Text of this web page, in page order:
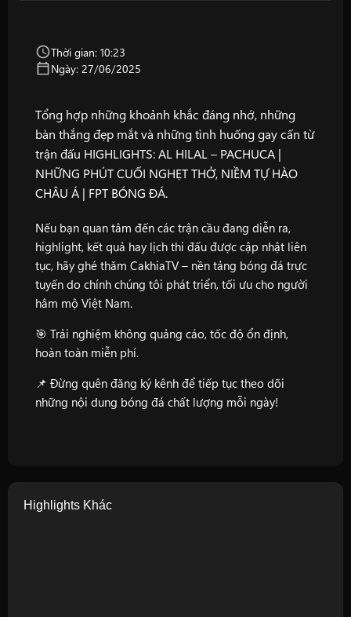
Thời gian: 10:23
Ngày: 27/06/2025
Tổng hợp những khoảnh khắc đáng nhớ, những
bàn thắng đẹp mắt và những tình huống gay cấn từ
trận đấu HIGHLIGHTS: AL HILAL – PACHUCA |
NHỮNG PHÚT CUỐI NGHẸT THỞ, NIỀM TỰ HÀO
CHÂU Á | FPT BÓNG ĐÁ.
Nếu bạn quan tâm đến các trận cầu đang diễn ra,
highlight, kết quả hay lịch thi đấu được cập nhật liên
tục, hãy ghé thăm CakhiaTV – nền tảng bóng đá trực
tuyến do chính chúng tôi phát triển, tối ưu cho người
hâm mộ Việt Nam.
🎯 Trải nghiệm không quảng cáo, tốc độ ổn định,
hoàn toàn miễn phí.
📌 Đừng quên đăng ký kênh để tiếp tục theo dõi
những nội dung bóng đá chất lượng mỗi ngày!
Highlights Khác